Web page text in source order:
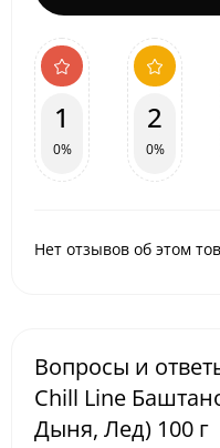
1
0%
2
0%
Нет отзывов об этом
Вопросы и
Chill Line
Дыня, Лед) 100 г